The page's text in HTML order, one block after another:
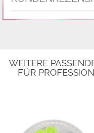
WEITERE
FÜR